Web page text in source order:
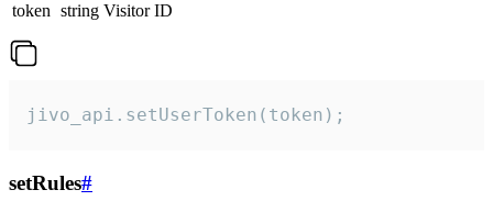
token string Visitor ID
jivo_api.setUserToken(token);
setRules#